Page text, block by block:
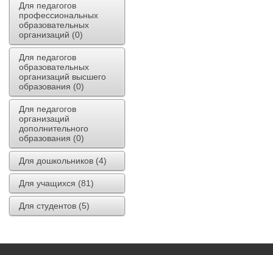
Для педагогов
профессиональных
образовательных
организаций (0)
Для педагогов
образовательных
организаций высшего
образования (0)
Для педагогов
организаций
дополнительного
образования (0)
Для дошкольников (4)
Для учащихся (81)
Для студентов (5)